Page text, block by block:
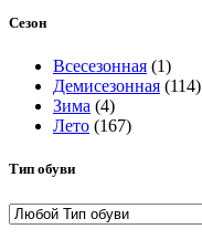
Сезон
Всесезонная (1)
Демисезонная (114)
Зима (4)
Лето (167)
Тип обуви